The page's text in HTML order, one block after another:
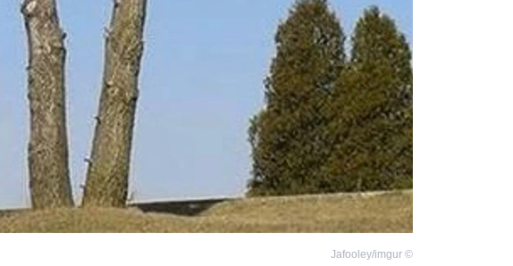
©
Jafooley/imgur